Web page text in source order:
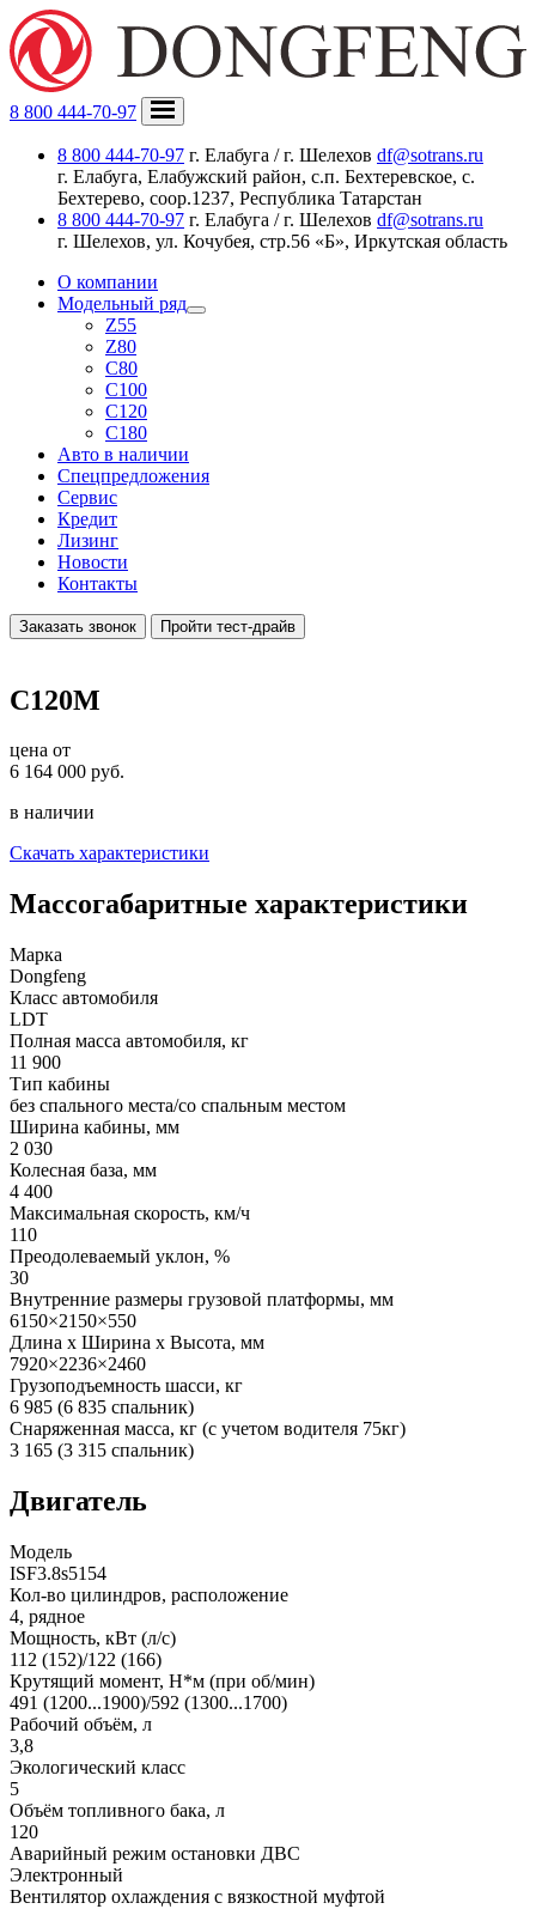
8 800 444-70-97
8 800 444-70-97 г. Елабуга / г. Шелехов df@sotrans.ru
г. Елабуга, Елабужский район, с.п. Бехтеревское, с.
Бехтерево, соор.1237, Республика Татарстан
8 800 444-70-97 г. Елабуга / г. Шелехов df@sotrans.ru
г. Шелехов, ул. Кочубея, стр.56 «Б», Иркутская область
О компании
Модельный ряд
Z55
Z80
C80
C100
C120
C180
Авто в наличии
Спецпредложения
Сервис
Кредит
Лизинг
Новости
Контакты
Заказать звонок Пройти тест-драйв
C120M
цена от
6 164 000 руб.
в наличии
Скачать характеристики
Массогабаритные характеристики
Марка
Dongfeng
Класс автомобиля
LDT
Полная масса автомобиля, кг
11 900
Тип кабины
без спального места/со спальным местом
Ширина кабины, мм
2 030
Колесная база, мм
4 400
Максимальная скорость, км/ч
110
Преодолеваемый уклон, %
30
Внутренние размеры грузовой платформы, мм
6150×2150×550
Длина х Ширина х Высота, мм
7920×2236×2460
Грузоподъемность шасси, кг
6 985 (6 835 спальник)
Снаряженная масса, кг (с учетом водителя 75кг)
3 165 (3 315 спальник)
Двигатель
Модель
ISF3.8s5154
Кол-во цилиндров, расположение
4, рядное
Мощность, кВт (л/с)
112 (152)/122 (166)
Крутящий момент, Н*м (при об/мин)
491 (1200...1900)/592 (1300...1700)
Рабочий объём, л
3,8
Экологический класс
5
Объём топливного бака, л
120
Аварийный режим остановки ДВС
Электронный
Вентилятор охлаждения с вязкостной муфтой